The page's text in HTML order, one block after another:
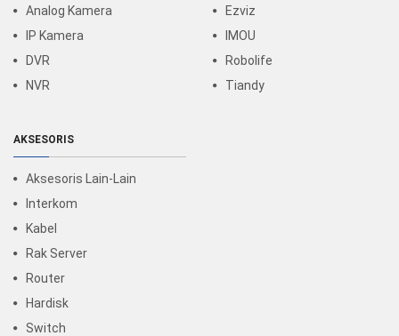
Analog Kamera
IP Kamera
DVR
NVR
Ezviz
IMOU
Robolife
Tiandy
AKSESORIS
Aksesoris Lain-Lain
Interkom
Kabel
Rak Server
Router
Hardisk
Switch